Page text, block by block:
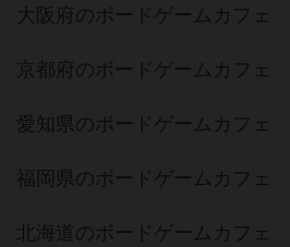
大阪府のボードゲームカフェ
京都府のボードゲームカフェ
愛知県のボードゲームカフェ
福岡県のボードゲームカフェ
北海道のボードゲームカフェ